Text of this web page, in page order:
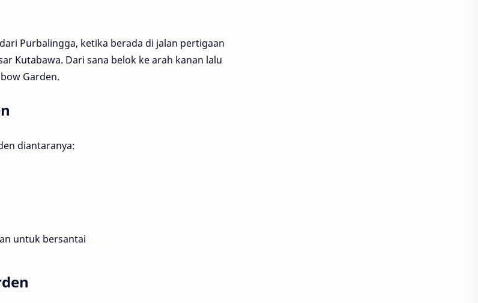
Purbalingga, ketika berada di jalan pertigaan
Kutabawa. Dari sana belok ke arah kanan lalu
Garden.
diantaranya:
untuk bersantai